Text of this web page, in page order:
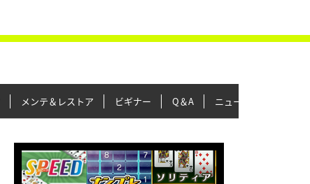
メンテ＆レストア ビギナー Q＆A ニュース＆トピックス